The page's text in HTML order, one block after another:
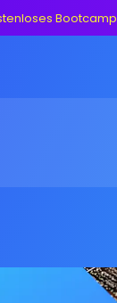
Bootcamp